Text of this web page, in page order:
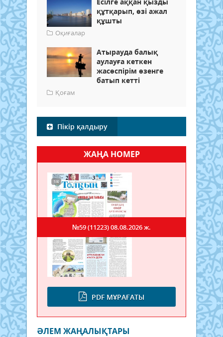
құтқарып, өзі ажал
құшты
Оқиғалар
Атырауда балық
аулауға кеткен
жасөспірім өзенге
батып кетті
Қоғам
Пікір қалдыру
ЖАҢА НОМЕР
PDF МҰРАҒАТЫ
№59 (11223)08.08.2026 ж.
ӘЛЕМ ЖАҢАЛЫҚТАРЫ